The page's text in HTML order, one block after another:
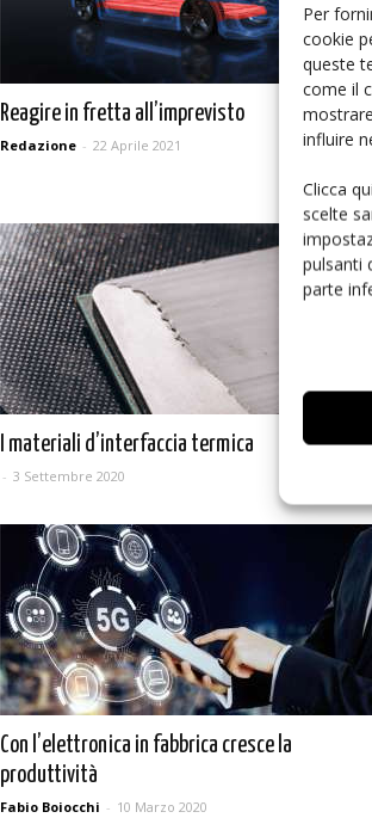
Per
cookie
queste
come il
influire
Clicca
scelte
pulsanti
parte
Reagire in fretta all’imprevisto
Redazione - 22 Aprile 2021
I materiali d’interfaccia termica
- 3 Settembre 2020
Con l’elettronica in fabbrica cresce la
produttività
Fabio Boiocchi - 10 Marzo 2020